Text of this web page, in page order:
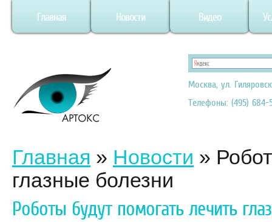
Главная Новости Видео
Москва, ул.
Телефоны: (495) 684-
Главная » Новости »
глазные болезни
Роботы будут помогать лечить